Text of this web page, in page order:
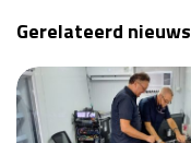
Gerelateerd nieuws